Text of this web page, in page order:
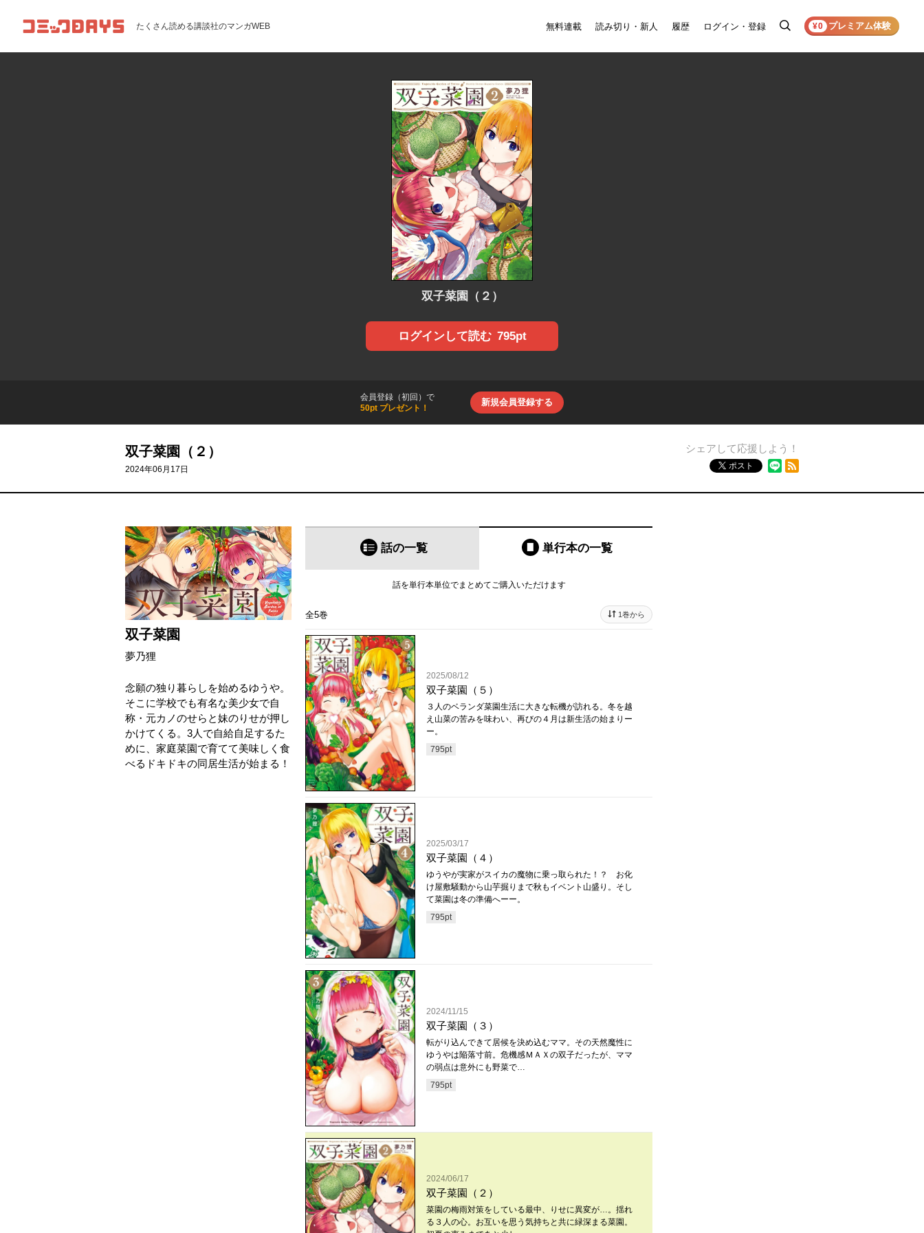
コミックDAYS たくさん読める講談社のマンガWEB 無料連載 読み切り・新人 履歴 ログイン・登録
検
¥0 プレミアム体験
双子菜園（２）
ログインして読む 795pt
会員登録（初回）で
50pt プレゼント！
新規会員登録する
双子菜園（２）
2024年06月17日
シェアして応援しよう！
ポスト
双子菜園
夢乃狸
念願の独り暮らしを始めるゆうや。
そこに学校でも有名な美少女で自
称・元カノのせらと妹のりせが押し
かけてくる。3人で自給自足するた
めに、家庭菜園で育てて美味しく食
べるドキドキの同居生活が始まる！
話の一覧 単行本の一覧
話を単行本単位でまとめてご購入いただけます
全5巻 1巻から
2025/08/12
双子菜園（５）
３人のベランダ菜園生活に大きな転機が訪れる。冬を越
え山菜の苦みを味わい、再びの４月は新生活の始まりー
ー。
795pt
2025/03/17
双子菜園（４）
ゆうやが実家がスイカの魔物に乗っ取られた！？ お化
け屋敷騒動から山芋掘りまで秋もイベント山盛り。そし
て菜園は冬の準備へーー。
795pt
2024/11/15
双子菜園（３）
転がり込んできて居候を決め込むママ。その天然魔性に
ゆうやは陥落寸前。危機感ＭＡＸの双子だったが、ママ
の弱点は意外にも野菜で…
795pt
2024/06/17
双子菜園（２）
菜園の梅雨対策をしている最中、りせに異変が…。揺れ
る３人の心。お互いを思う気持ちと共に緑深まる菜園。